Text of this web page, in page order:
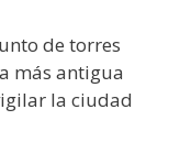
de torres
más antigua
la ciudad